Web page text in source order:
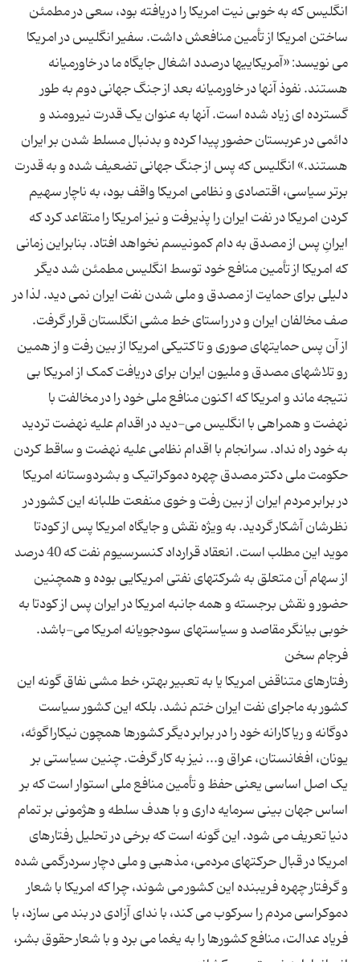
انگلیس که به خوبی نیت امریکا را دریافته بود، سعی در مطمئن
ساختن امریکا از تأمین منافعش داشت. سفیر انگلیس در امریکا
می نویسد: «آمریکاییها درصدد اشغال جایگاه ما در خاورمیانه
هستند. نفوذ آنها در خاورمیانه بعد از جنگ جهانی دوم به طور
گسترده ای زیاد شده است. آنها به عنوان یک قدرت نیرومند و
دائمی در عربستان حضور پیدا کرده و بدنبال مسلط شدن بر ایران
هستند.» انگلیس که پس از جنگ جهانی تضعیف شده و به قدرت
برتر سیاسی، اقتصادی و نظامی امریکا واقف بود، به ناچار سهیم
کردن امریکا در نفت ایران را پذیرفت و نیز امریکا را متقاعد کرد که
ایرانِ پس از مصدق به دام کمونیسم نخواهد افتاد. بنابراین زمانی
که امریکا از تأمین منافع خود توسط انگلیس مطمئن شد دیگر
دلیلی برای حمایت از مصدق و ملی شدن نفت ایران نمی دید. لذا در
از آن پس حمایتهای صوری و تاکتیکی امریکا از بین رفت و از همین
رو تلاشهای مصدق و ملیون ایران برای دریافت کمک از امریکا بی
نتیجه ماند و امریکا که اکنون منافع ملی خود را در مخالفت با
نهضت و همراهی با انگلیس می-دید در اقدام علیه نهضت تردید
به خود راه نداد. سرانجام با اقدام نظامی علیه نهضت و ساقط کردن
حکومت ملی دکتر مصدق چهره دموکراتیک و بشردوستانه امریکا
در برابر مردم ایران از بین رفت و خوی منفعت طلبانه این کشور در
نظرشان آشکار گردید. به ویژه نقش و جایگاه امریکا پس از کودتا
موید این مطلب است. انعقاد قرارداد کنسرسیوم نفت که 40 درصد
از سهام آن متعلق به شرکتهای نفتی امریکایی بوده و همچنین
حضور و نقش برجسته و همه جانبه امریکا در ایران پس از کودتا به
رفتارهای متناقض امریکا یا به تعبیر بهتر، خط مشی نفاق گونه این
کشور به ماجرای نفت ایران ختم نشد. بلکه این کشور سیاست
دوگانه و ریاکارانه خود را در برابر دیگر کشورها همچون نیکاراگوئه،
یونان، افغانستان، عراق و... نیز به کار گرفت. چنین سیاستی بر
یک اصل اساسی یعنی حفظ و تأمین منافع ملی استوار است که بر
اساس جهان بینی سرمایه داری و با هدف سلطه و هژمونی بر تمام
دنیا تعریف می شود. این گونه است که برخی در تحلیل رفتارهای
امریکا در قبال حرکتهای مردمی، مذهبی و ملی دچار سردرگمی شده
و گرفتار چهره فریبنده این کشور می شوند، چرا که امریکا با شعار
دموکراسی مردم را سرکوب می کند، با ندای آزادی در بند می سازد، با
فریاد عدالت، منافع کشورها را به یغما می برد و با شعار حقوق بشر،